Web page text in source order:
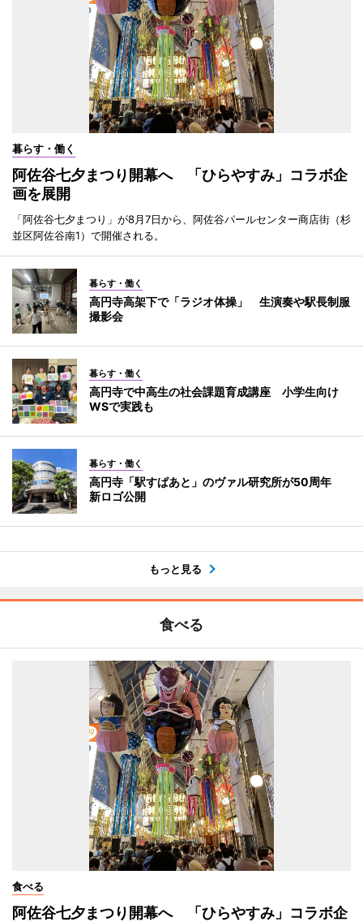
暮らす・働く
阿佐谷七夕まつり開幕へ 「ひらやすみ」コラボ企
画を展開
「阿佐谷七夕まつり」が8月7日から、阿佐谷パールセンター商店街（杉
並区阿佐谷南1）で開催される。
暮らす・働く
高円寺高架下で「ラジオ体操」 生演奏や駅長制服
撮影会
暮らす・働く
高円寺で中高生の社会課題育成講座 小学生向け
WSで実践も
暮らす・働く
高円寺「駅すぱあと」のヴァル研究所が50周年
新ロゴ公開
もっと見る
食べる
食べる
阿佐谷七夕まつり開幕へ 「ひらやすみ」コラボ企